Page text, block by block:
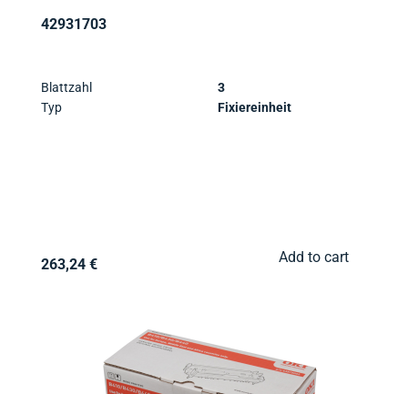
42931703
Blattzahl
Typ
3
Fixiereinheit
263,24 € Add to cart